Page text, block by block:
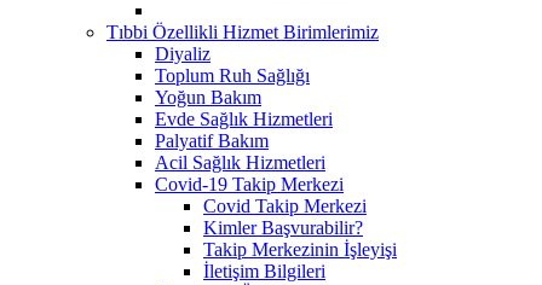
Tıbbi Özellikli Hizmet Birimlerimiz
Diyaliz
Toplum Ruh Sağlığı
Yoğun Bakım
Evde Sağlık Hizmetleri
Palyatif Bakım
Acil Sağlık Hizmetleri
Covid-19 Takip Merkezi
Covid Takip Merkezi
Kimler Başvurabilir?
Takip Merkezinin İşleyişi
İletişim Bilgileri